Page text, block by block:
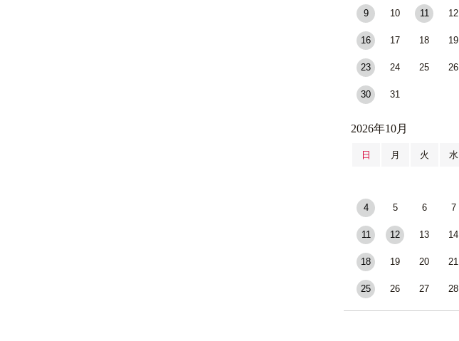
9 10 11 12
16 17 18 19
23 24 25 26
30 31
2026年10月
日 月 火 水
4 5 6 7
11 12 13 14
18 19 20 21
25 26 27 28